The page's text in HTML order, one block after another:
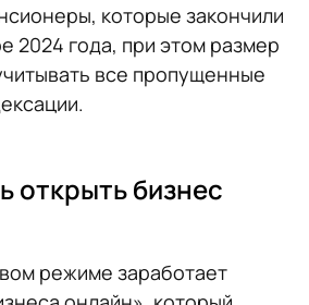
которые закончили
2024 года, при этом размер
все пропущенные
открыть бизнес
режиме заработает